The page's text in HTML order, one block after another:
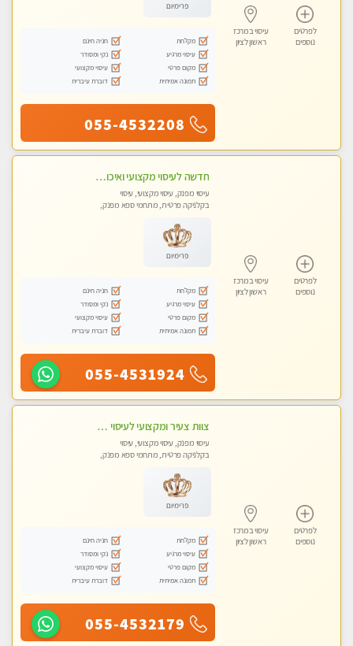
לפרטים
נוספים
עיסוי במרכז
ראשון לציון
פרימיום
מקלחת
חניה חינם
עיסוי מרגיע
נקי ומסודר
מקום פרטי
עיסוי מקצועי
תמונה אמיתית
דוברת עיברית
055-4532208
לפרטים
נוספים
עיסוי במרכז
ראשון לציון
חדשה לעיסוי מקצועי ואיכותי מומלץ מאוד!! ממתינה לך שתגיע בוא ותבין מזה עיסוי מפנק …
עיסוי מפנק, עיסוי מקצועי, עיסוי
בקלניקה פרטית, מתחמי ספא מפנק,
פרימיום
מקלחת
חניה חינם
עיסוי מרגיע
נקי ומסודר
מקום פרטי
עיסוי מקצועי
תמונה אמיתית
דוברת עיברית
055-4531924
לפרטים
נוספים
עיסוי במרכז
ראשון לציון
צוות צעיר ומקצועי לעיסוי VIP בקליניקה מפוארת באווירה חמה ונעימה מומלץ ביותר! חוויה מפנקת מאוד ... ללא מין !!
עיסוי מפנק, עיסוי מקצועי, עיסוי
בקלניקה פרטית, מתחמי ספא מפנק,
פרימיום
מקלחת
חניה חינם
עיסוי מרגיע
נקי ומסודר
מקום פרטי
עיסוי מקצועי
תמונה אמיתית
דוברת עיברית
055-4532179